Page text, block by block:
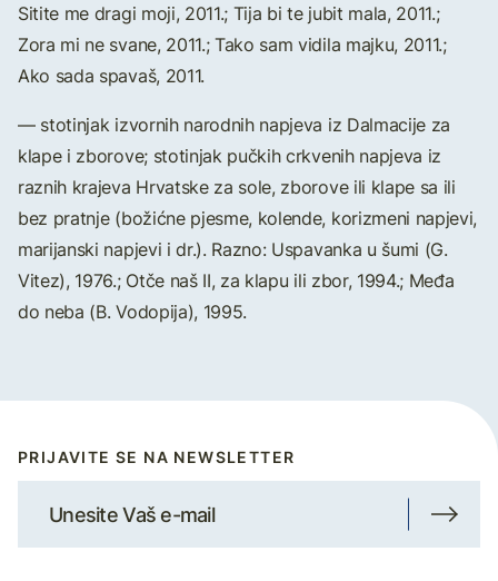
Sitite me dragi moji, 2011.; Tija bi te jubit mala, 2011.;
Zora mi ne svane, 2011.; Tako sam vidila majku, 2011.;
Ako sada spavaš, 2011.
— stotinjak izvornih narodnih napjeva iz Dalmacije za
klape i zborove; stotinjak pučkih crkvenih napjeva iz
raznih krajeva Hrvatske za sole, zborove ili klape sa ili
bez pratnje (božićne pjesme, kolende, korizmeni napjevi,
marijanski napjevi i dr.). Razno: Uspavanka u šumi (G.
Vitez), 1976.; Otče naš II, za klapu ili zbor, 1994.; Međa
do neba (B. Vodopija), 1995.
PRIJAVITE SE NA NEWSLETTER